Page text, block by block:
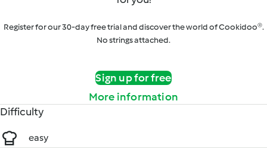
Register for our 30-day free trial and discover the world of Cookidoo®.
No strings attached.
Sign up for free
More information
Difficulty
easy